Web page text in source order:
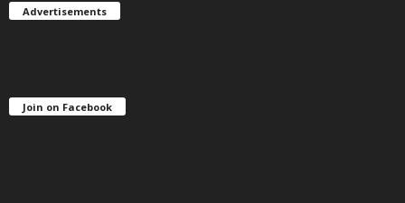
Advertisements
Join on Facebook